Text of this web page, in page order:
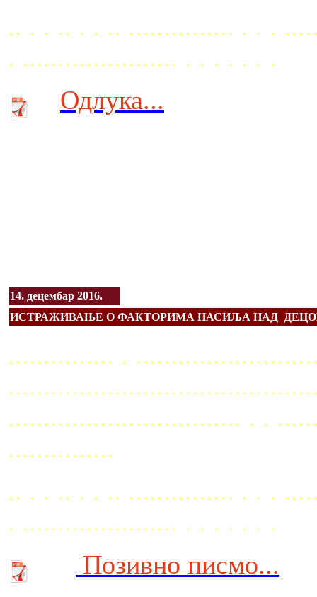
.. . . .. . . .. ............... . . .
. ...................... . . . . . . .
Одлука...
14. децембар 2016.
ИСТРАЖИВАЊЕ О ФАКТОРИМА НАСИЉА НАД
............... .
................................. . .
...............
.. . . .. . . .. ............... . . .
. ...................... . . . . . . .
Позивно писмо...